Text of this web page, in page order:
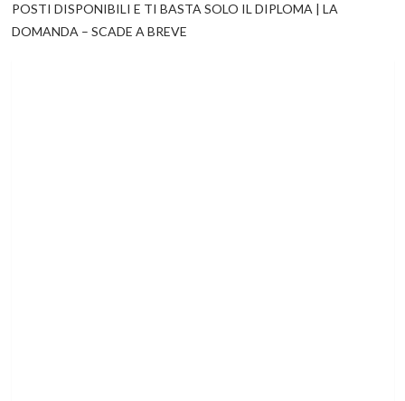
POSTI DISPONIBILI E TI BASTA SOLO IL DIPLOMA | LA
DOMANDA – SCADE A BREVE